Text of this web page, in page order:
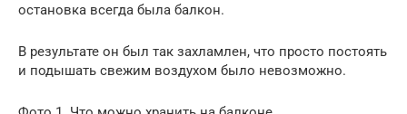
остановка всегда была балкон.
В результате он был так захламлен, что просто постоять
и подышать свежим воздухом было невозможно.